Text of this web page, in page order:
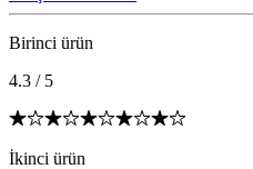
Birinci ürün
4.3 / 5
İkinci ürün